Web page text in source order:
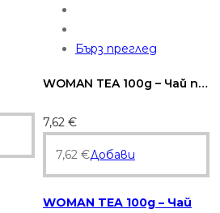
Бърз преглед
WOMAN TEA 100g – Чай при менопауза Витал
7,62 €
7,62 €Добави
WOMAN TEA 100g – Чай